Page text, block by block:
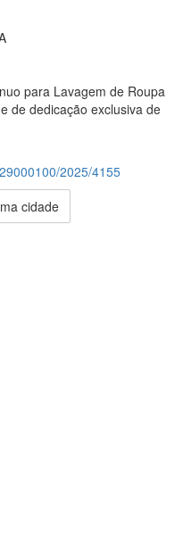
para Lavagem de Roupa
de dedicação exclusiva de
2025/4155
cidade